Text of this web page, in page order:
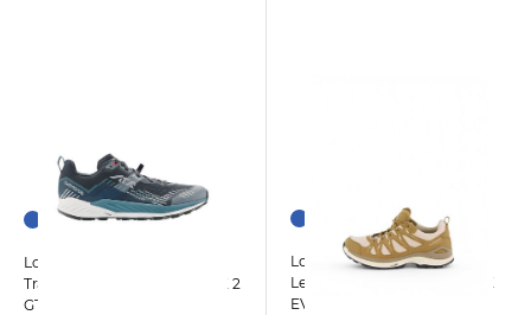
Lowa | Herren
Trailrunningschuhe AMPLUX 2
GTX
+3
Lowa | Damen
Leichtwanderschuhe INNOX
EVO II GTX W